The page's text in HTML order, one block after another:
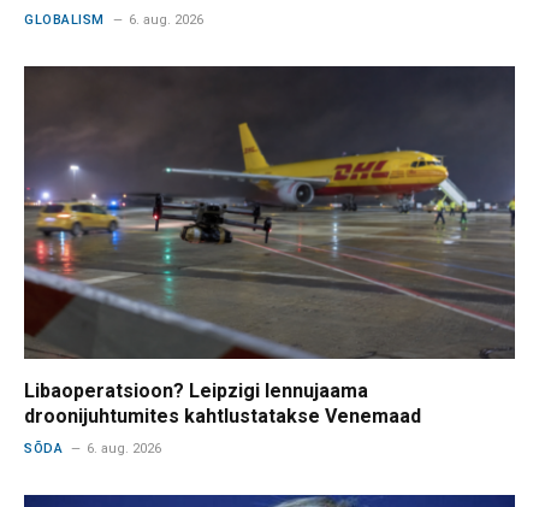
GLOBALISM 6. aug. 2026
Libaoperatsioon? Leipzigi lennujaama
droonijuhtumites kahtlustatakse Venemaad
SÕDA 6. aug. 2026